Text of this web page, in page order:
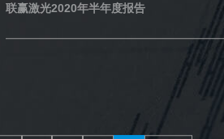
联赢激光2020年半年度报告